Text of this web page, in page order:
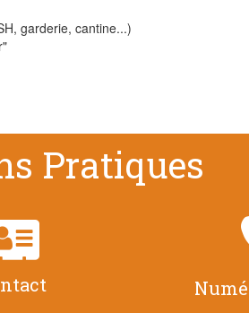
garderie, cantine...)
Pratiques